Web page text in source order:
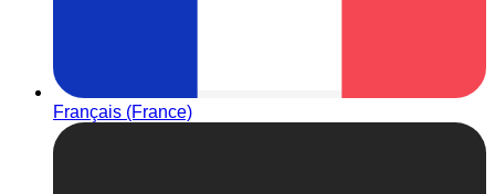
Français (France)